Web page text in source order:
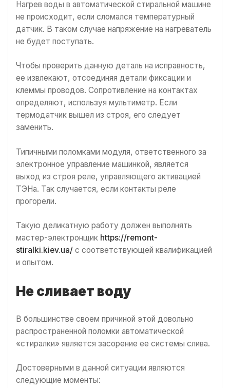
Нагрев воды в автоматической стиральной машине
не происходит, если сломался температурный
датчик. В таком случае напряжение на нагреватель
не будет поступать.
Чтобы проверить данную деталь на исправность,
ее извлекают, отсоединяя детали фиксации и
клеммы проводов. Сопротивление на контактах
определяют, используя мультиметр. Если
термодатчик вышел из строя, его следует
заменить.
Типичными поломками модуля, ответственного за
электронное управление машинкой, является
выход из строя реле, управляющего активацией
ТЭНа. Так случается, если контакты реле
прогорели.
Такую деликатную работу должен выполнять
мастер-электронщик https://remont-
stiralki.kiev.ua/ с соответствующей квалификацией
и опытом.
Не сливает воду
В большинстве своем причиной этой довольно
распространенной поломки автоматической
«стиралки» является засорение ее системы слива.
Достоверными в данной ситуации являются
следующие моменты: